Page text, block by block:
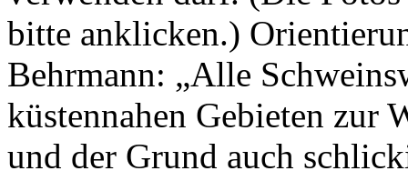
bitte anklicken.)
Behrmann: „Alle
küstennahen Gebieten zur
und der Grund auch